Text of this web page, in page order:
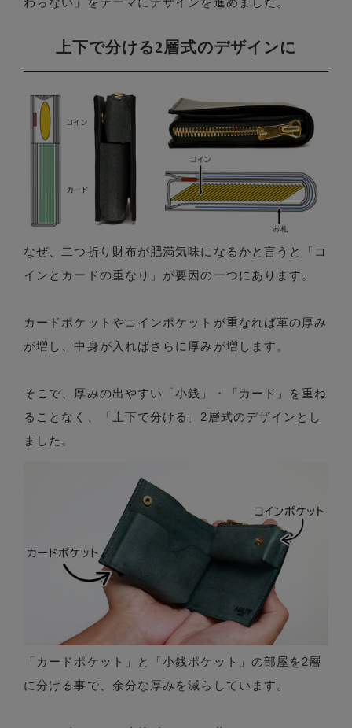
上下で分ける2層式のデザインに
なぜ、二つ折り財布が肥満気味になるかと言うと「コ
インとカードの重なり」が要因の一つにあります。
カードポケットやコインポケットが重なれば革の厚み
が増し、中身が入ればさらに厚みが増します。
そこで、厚みの出やすい「小銭」・「カード」を重ね
ることなく、「上下で分ける」2層式のデザインとし
ました。
「カードポケット」と「小銭ポケット」の部屋を2層
に分ける事で、余分な厚みを減らしています。